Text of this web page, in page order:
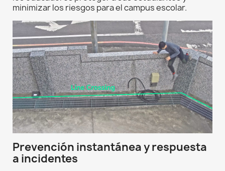
minimizar los riesgos para el campus escolar.
Prevención instantánea y respuesta
a incidentes